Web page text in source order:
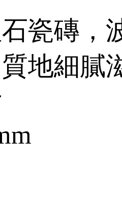
瓷磚
地細膩滋